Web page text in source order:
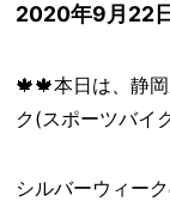
2020年9月22日
🍁🍁本日は、静
ク(スポーツバイ
シルバーウィー